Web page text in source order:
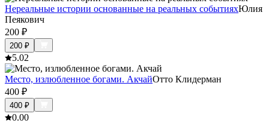
Нереальные истории основанные на реальных событияхЮлия
Пеякович
200 ₽
200 ₽
5.02
Место, излюбленное богами. АкчайОтто Клидерман
400 ₽
400 ₽
0.00